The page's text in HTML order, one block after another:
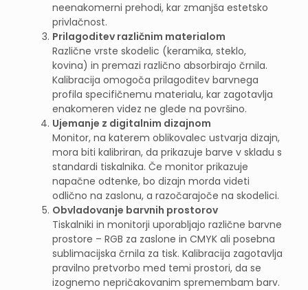
neenakomerni prehodi, kar zmanjša estetsko
privlačnost.
Prilagoditev različnim materialom
Različne vrste skodelic (keramika, steklo,
kovina) in premazi različno absorbirajo črnila.
Kalibracija omogoča prilagoditev barvnega
profila specifičnemu materialu, kar zagotavlja
enakomeren videz ne glede na površino.
Ujemanje z digitalnim dizajnom
Monitor, na katerem oblikovalec ustvarja dizajn,
mora biti kalibriran, da prikazuje barve v skladu s
standardi tiskalnika. Če monitor prikazuje
napačne odtenke, bo dizajn morda videti
odlično na zaslonu, a razočarajoče na skodelici.
Obvladovanje barvnih prostorov
Tiskalniki in monitorji uporabljajo različne barvne
prostore – RGB za zaslone in CMYK ali posebna
sublimacijska črnila za tisk. Kalibracija zagotavlja
pravilno pretvorbo med temi prostori, da se
izognemo nepričakovanim spremembam barv.